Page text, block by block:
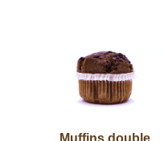
Muffins double